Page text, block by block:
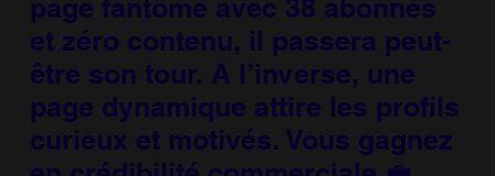
page fantôme avec 38 abonnés
et zéro contenu, il passera peut-
être son tour. A l’inverse, une
page dynamique attire les profils
curieux et motivés. Vous gagnez